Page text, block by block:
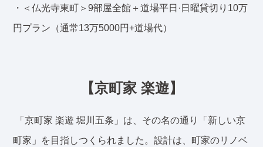
・＜仏光寺東町＞9部屋全館＋道場平日·日曜貸切り10万
円プラン（通常13万5000円+道場代）
【京町家 楽遊】
「京町家 楽遊 堀川五条」は、その名の通り「新しい京
町家」を目指しつくられました。設計は、町家のリノベ